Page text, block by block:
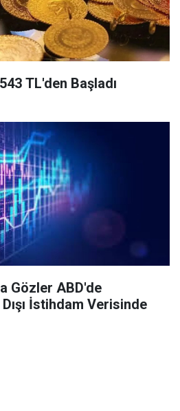
TL'den Başladı
Gözler ABD'de
İstihdam Verisinde